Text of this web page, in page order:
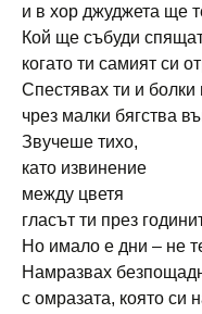
и в хор джуджета ще
Кой ще събуди
когато ти самият си
Спестявах ти и
чрез малки бягства
Звучеше тихо,
като извинeние
между цветя
гласът ти през
Но имало е дни – не
Намразвах
с омразата, която си